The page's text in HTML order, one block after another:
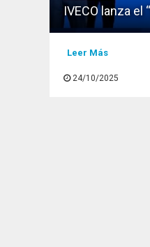
IVECO lanza el
Leer Más
24/10/2025